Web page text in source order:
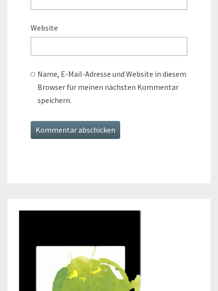
Website
Name, E-Mail-Adresse und Website in diesem
Browser für meinen nächsten Kommentar
speichern.